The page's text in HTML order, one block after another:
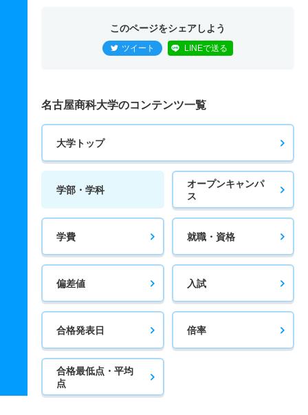
このページをシェアしよう
ツイート LINEで送る
名古屋商科大学のコンテンツ一覧
大学トップ
学部・学科
オープンキャンパ
ス
学費 就職・資格
偏差値 入試
合格発表日 倍率
合格最低点・平均
点